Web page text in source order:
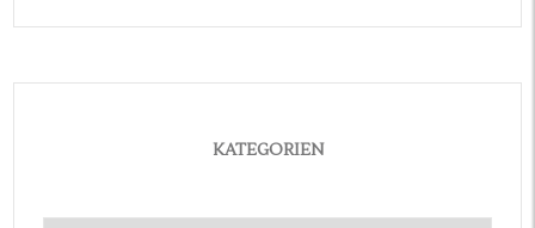
KATEGORIEN